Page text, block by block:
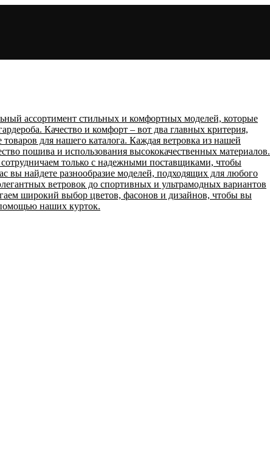
ассортимент стильных и комфортных моделей, которые
Качество и комфорт – вот два главных критерия,
для нашего каталога. Каждая ветровка из нашей
пошива и использования высококачественных материалов.
только с надежными поставщиками, чтобы
вы найдете разнообразие моделей, подходящих для любого
ветровок до спортивных и ультрамодных вариантов
широкий выбор цветов, фасонов и дизайнов, чтобы вы
наших курток.